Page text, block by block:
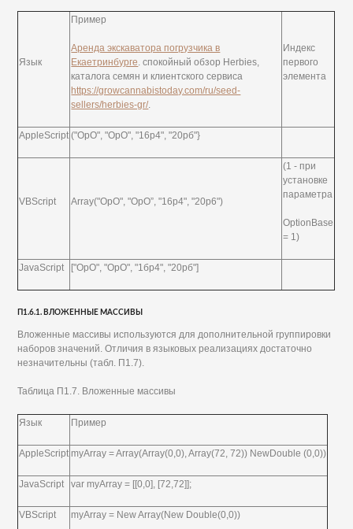
Язык
Пример
Аренда экскаватора погрузчика в
Екаетринбурге. спокойный обзор Herbies,
каталога семян и клиентского сервиса
https://growcannabistoday.com/ru/seed-
sellers/herbies-gr/.
Индекс
первого
элемента
AppleScript ("ОрО", "ОрО", "16р4", "20рб"}
VBScript Array("ОрО", "ОрО”, "16р4", "20р6")
(1 - при
установке
параметра
OptionBase
= 1)
JavaScript ["ОрО", "ОрО", "1бр4", "20рб"]
П1.6.1. ВЛОЖЕННЫЕ МАССИВЫ
Вложенные массивы используются для дополнительной группировки
наборов значений. Отличия в языковых реализациях достаточно
незначительны (табл. П1.7).
Таблица П1.7. Вложенные массивы
Язык Пример
AppleScript myArray = Array(Array(0,0), Array(72, 72)) NewDouble (0,0))
JavaScript var myArray = [[0,0], [72,72]];
VBScript myArray = New Array(New Double(0,0))